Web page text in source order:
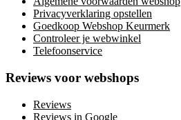
Privacyverklaring opstellen
Goedkoop Webshop Keurmerk
Controleer je webwinkel
Telefoonservice
Reviews voor webshops
Reviews
Reviews in Google